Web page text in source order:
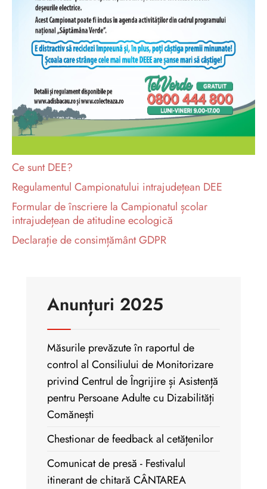
Ce sunt DEE?
Regulamentul Campionatului intrajudețean DEE
Formular de înscriere la Campionatul școlar
intrajudețean de atitudine ecologică
Declarație de consimțământ GDPR
Anunțuri 2025
Măsurile prevăzute în raportul de
control al Consiliului de Monitorizare
privind Centrul de Îngrijire și Asistență
pentru Persoane Adulte cu Dizabilități
Comănești
Chestionar de feedback al cetățenilor
Comunicat de presă - Festivalul
itinerant de chitară CÂNTAREA